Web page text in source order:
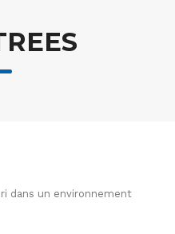
dans un environnement